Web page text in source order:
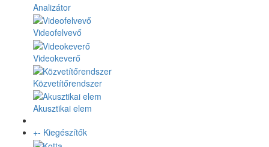
Analizátor
Videofelvevő
Videokeverő
Közvetítőrendszer
Akusztikai elem
+- Kiegészítők